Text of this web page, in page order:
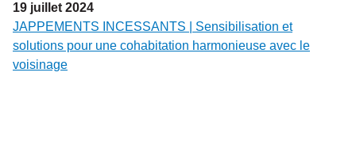
19 juillet 2024
JAPPEMENTS INCESSANTS | Sensibilisation et
solutions pour une cohabitation harmonieuse avec le
voisinage